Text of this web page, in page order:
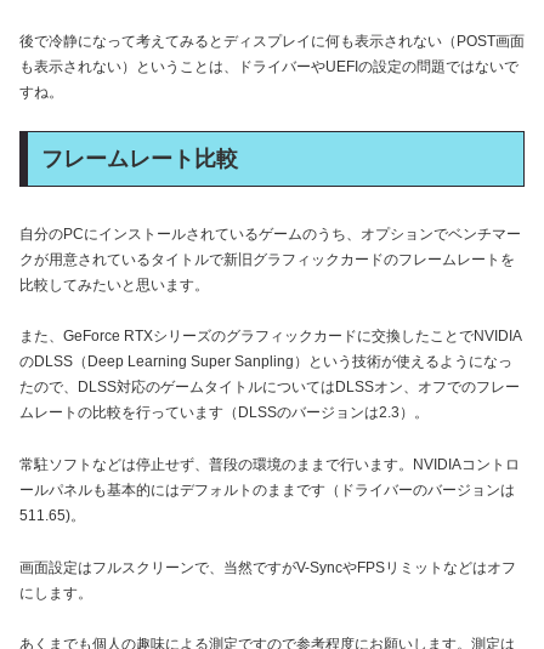
後で冷静になって考えてみるとディスプレイに何も表示されない（POST画面
も表示されない）ということは、ドライバーやUEFIの設定の問題ではないで
すね。
フレームレート比較
自分のPCにインストールされているゲームのうち、オプションでベンチマー
クが用意されているタイトルで新旧グラフィックカードのフレームレートを
比較してみたいと思います。
また、GeForce RTXシリーズのグラフィックカードに交換したことでNVIDIA
のDLSS（Deep Learning Super Sanpling）という技術が使えるようになっ
たので、DLSS対応のゲームタイトルについてはDLSSオン、オフでのフレー
ムレートの比較を行っています（DLSSのバージョンは2.3）。
常駐ソフトなどは停止せず、普段の環境のままで行います。NVIDIAコントロ
ールパネルも基本的にはデフォルトのままです（ドライバーのバージョンは
511.65)。
画面設定はフルスクリーンで、当然ですがV-SyncやFPSリミットなどはオフ
にします。
あくまでも個人の趣味による測定ですので参考程度にお願いします。測定は